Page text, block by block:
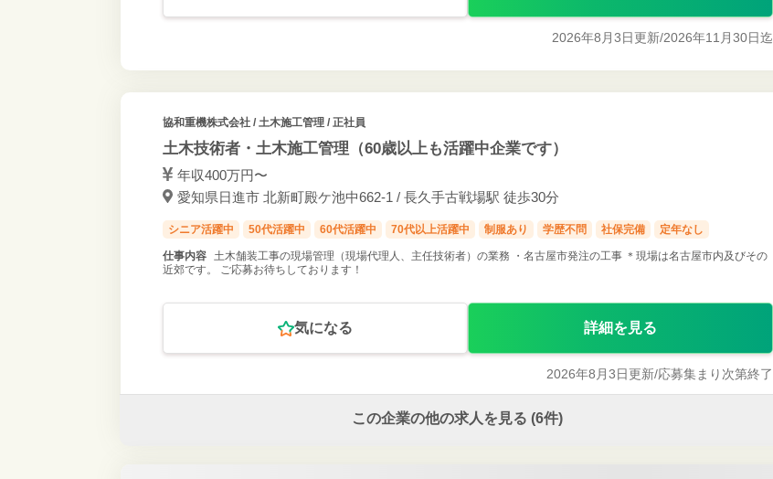
2026年8月3日更新/2026年11月30日迄
協和重機株式会社/ 土木施工管理 / 正社員
土木技術者・土木施工管理（60歳以上も活躍中企業です）
年収400万円〜
愛知県日進市 北新町殿ケ池中662-1 / 長久手古戦場駅 徒歩30分
シニア活躍中 50代活躍中 60代活躍中 70代以上活躍中 制服あり 学歴不問 社保完備 定年なし
仕事内容
土木舗装工事の現場管理（現場代理人、主任技術者）の業務 ・名古屋市発注の工事 ＊現場は名古屋市内及びその
近郊です。 ご応募お待ちしております！
気になる 詳細を見る
2026年8月3日更新/応募集まり次第終了
この企業の他の求人を見る (6件)